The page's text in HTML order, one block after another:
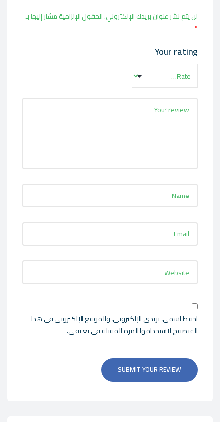
لن يتم نشر عنوان بريدك الإلكتروني.الحقول الإلزامية مشار إليها بـ
*
Your rating
احفظ اسمي، بريدي الإلكتروني، والموقع الإلكتروني في هذا
المتصفح لاستخدامها المرة المقبلة في تعليقي.
SUBMIT YOUR REVIEW